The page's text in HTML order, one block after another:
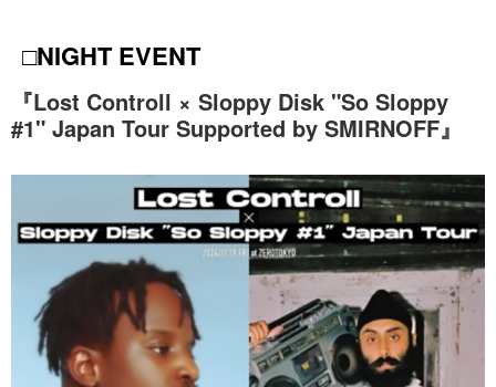
□NIGHT EVENT
『Lost Controll × Sloppy Disk "So Sloppy
#1" Japan Tour Supported by SMIRNOFF』